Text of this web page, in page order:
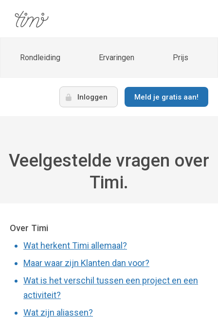
Rondleiding Ervaringen Prijs
Inloggen Meld je gratis aan!
Veelgestelde vragen over
Timi.
Over Timi
Wat herkent Timi allemaal?
Maar waar zijn Klanten dan voor?
Wat is het verschil tussen een project en een
activiteit?
Wat zijn aliassen?